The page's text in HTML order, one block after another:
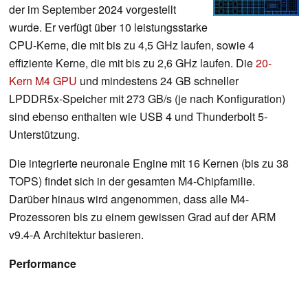
der im September 2024 vorgestellt
wurde. Er verfügt über 10 leistungsstarke
CPU-Kerne, die mit bis zu 4,5 GHz laufen, sowie 4
effiziente Kerne, die mit bis zu 2,6 GHz laufen. Die20-
Kern M4 GPU und mindestens 24 GB schneller
LPDDR5x-Speicher mit 273 GB/s (je nach Konfiguration)
sind ebenso enthalten wie USB 4 und Thunderbolt 5-
Unterstützung.
Die integrierte neuronale Engine mit 16 Kernen (bis zu 38
TOPS) findet sich in der gesamten M4-Chipfamilie.
Darüber hinaus wird angenommen, dass alle M4-
Prozessoren bis zu einem gewissen Grad auf der ARM
v9.4-A Architektur basieren.
Performance